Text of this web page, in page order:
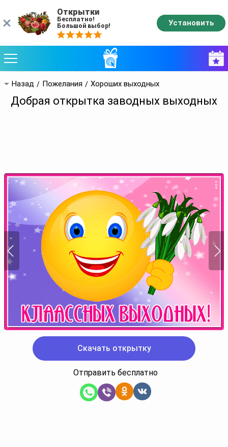
Назад Пожелания Хороших выходных
Добрая открытка заводных выходных
Скачать открытку
Отправить бесплатно
Открытки
Бесплатно!
Большой выбор!
Установить